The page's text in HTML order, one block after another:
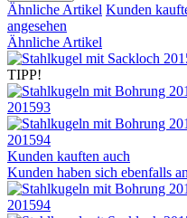
Ähnliche Artikel Kunden
angesehen
Ähnliche Artikel
TIPP!
201593
201594
Kunden kauften auch
Kunden haben sich ebenfalls
201594